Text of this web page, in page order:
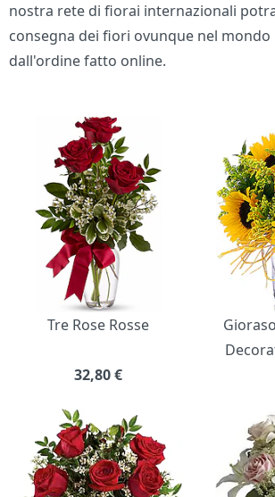
nostra rete di fiorai internazionali
consegna dei fiori ovunque nel mondo
dall'ordine fatto online.
Bouquet di fiori
Tre Rose Rosse
32,80€